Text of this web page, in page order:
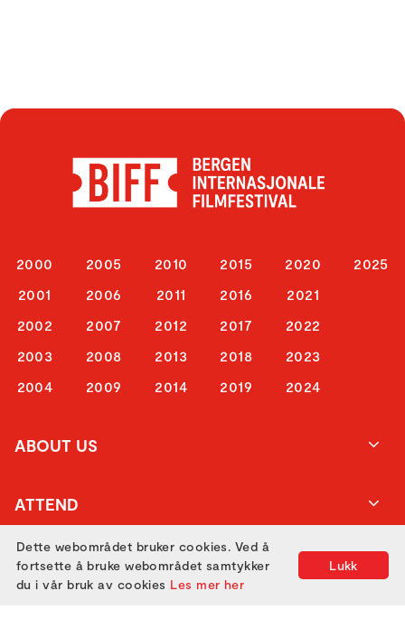
2000
2001
2002
2003
2004
2005
2006
2007
2008
2009
2010
2011
2012
2013
2014
2015
2016
2017
2018
2019
2020
2021
2022
2023
2024
2025
ABOUT US
ATTEND
GET IN TOUCH Lukk
Dette webområdet bruker cookies. Ved å
fortsette å bruke webområdet samtykker
du i vår bruk av cookies Les mer her